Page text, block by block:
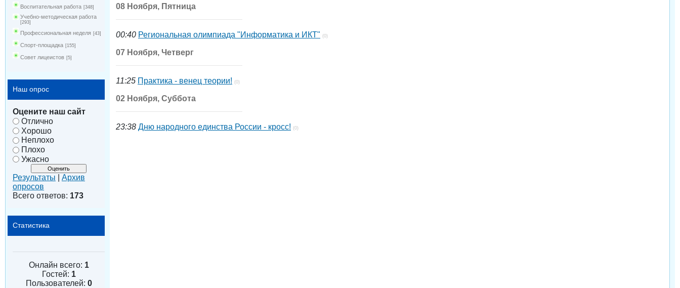
Воспитательная работа [348]
Учебно-методическая работа
[293]
Профессиональная неделя [43]
Спорт-площадка [155]
Совет лицеистов [5]
Наш опрос
Оцените наш сайт
Отлично
Хорошо
Неплохо
Плохо
Ужасно
Результаты
Архив
опросов
Всего ответов: 173
Статистика
Онлайн всего: 1
Гостей: 1
Пользователей: 0
08 Ноября, Пятница
00:40 Региональная олимпиада "Информатика и ИКТ" (0)
07 Ноября, Четверг
11:25 Практика - венец теории! (0)
02 Ноября, Суббота
23:38 Дню народного единства России - кросс! (0)